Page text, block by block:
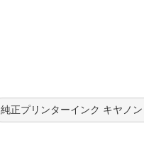
純正プリンターインク キヤノン